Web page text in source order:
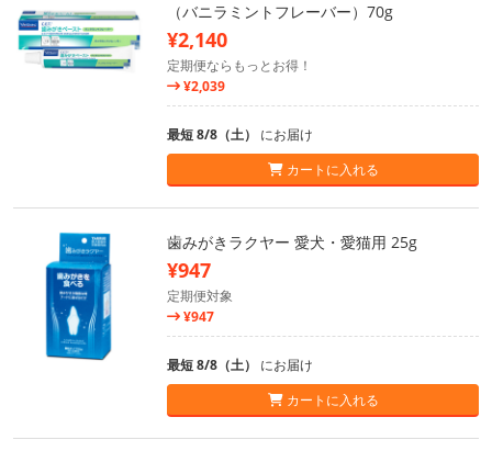
（バニラミントフレーバー）70g
¥2,140
定期便ならもっとお得！
¥2,039
最短 8/8（土） にお届け
カートに入れる
歯みがきラクヤー 愛犬・愛猫用 25g
¥947
定期便対象
¥947
最短 8/8（土） にお届け
カートに入れる